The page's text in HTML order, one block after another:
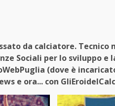
da calciatore. Tecnico
Sociali per lo sviluppo e
(dove è
e ora... con